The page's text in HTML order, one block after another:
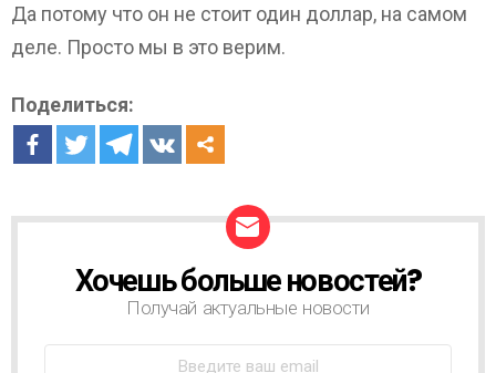
Да потому что он не стоит один доллар, на самом
деле. Просто мы в это верим.
Поделиться:
О
Хочешь больше новостей?
Получай актуальные новости